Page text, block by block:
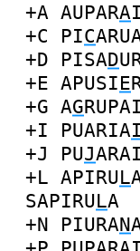
+A AUPARA
+C PIC
+D PISAD
+E APUSIE
+G AG
+I PUARIAI
+J PUJ
+L APIRUL
SAPIRULA
+N PIURAN